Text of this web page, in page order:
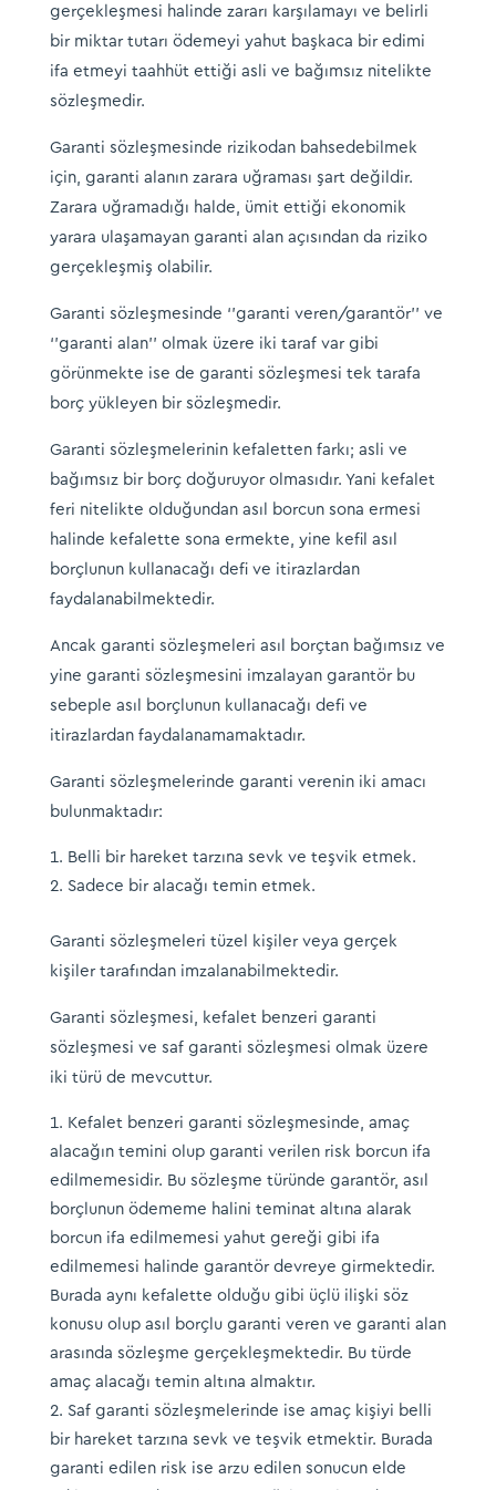
gerçekleşmesi halinde zararı karşılamayı ve belirli
bir miktar tutarı ödemeyi yahut başkaca bir edimi
ifa etmeyi taahhüt ettiği asli ve bağımsız nitelikte
sözleşmedir.
Garanti sözleşmesinde rizikodan bahsedebilmek
için, garanti alanın zarara uğraması şart değildir.
Zarara uğramadığı halde, ümit ettiği ekonomik
yarara ulaşamayan garanti alan açısından da riziko
gerçekleşmiş olabilir.
Garanti sözleşmesinde ‘’garanti veren/garantör’’ ve
‘’garanti alan’’ olmak üzere iki taraf var gibi
görünmekte ise de garanti sözleşmesi tek tarafa
borç yükleyen bir sözleşmedir.
Garanti sözleşmelerinin kefaletten farkı; asli ve
bağımsız bir borç doğuruyor olmasıdır. Yani kefalet
feri nitelikte olduğundan asıl borcun sona ermesi
halinde kefalette sona ermekte, yine kefil asıl
borçlunun kullanacağı defi ve itirazlardan
faydalanabilmektedir.
Ancak garanti sözleşmeleri asıl borçtan bağımsız ve
yine garanti sözleşmesini imzalayan garantör bu
sebeple asıl borçlunun kullanacağı defi ve
itirazlardan faydalanamamaktadır.
Garanti sözleşmelerinde garanti verenin iki amacı
bulunmaktadır:
Belli bir hareket tarzına sevk ve teşvik etmek.
Sadece bir alacağı temin etmek.
Garanti sözleşmeleri tüzel kişiler veya gerçek
kişiler tarafından imzalanabilmektedir.
Garanti sözleşmesi, kefalet benzeri garanti
sözleşmesi ve saf garanti sözleşmesi olmak üzere
iki türü de mevcuttur.
Kefalet benzeri garanti sözleşmesinde, amaç
alacağın temini olup garanti verilen risk borcun ifa
edilmemesidir. Bu sözleşme türünde garantör, asıl
borçlunun ödememe halini teminat altına alarak
borcun ifa edilmemesi yahut gereği gibi ifa
edilmemesi halinde garantör devreye girmektedir.
Burada aynı kefalette olduğu gibi üçlü ilişki söz
konusu olup asıl borçlu garanti veren ve garanti alan
arasında sözleşme gerçekleşmektedir. Bu türde
amaç alacağı temin altına almaktır.
Saf garanti sözleşmelerinde ise amaç kişiyi belli
bir hareket tarzına sevk ve teşvik etmektir. Burada
garanti edilen risk ise arzu edilen sonucun elde